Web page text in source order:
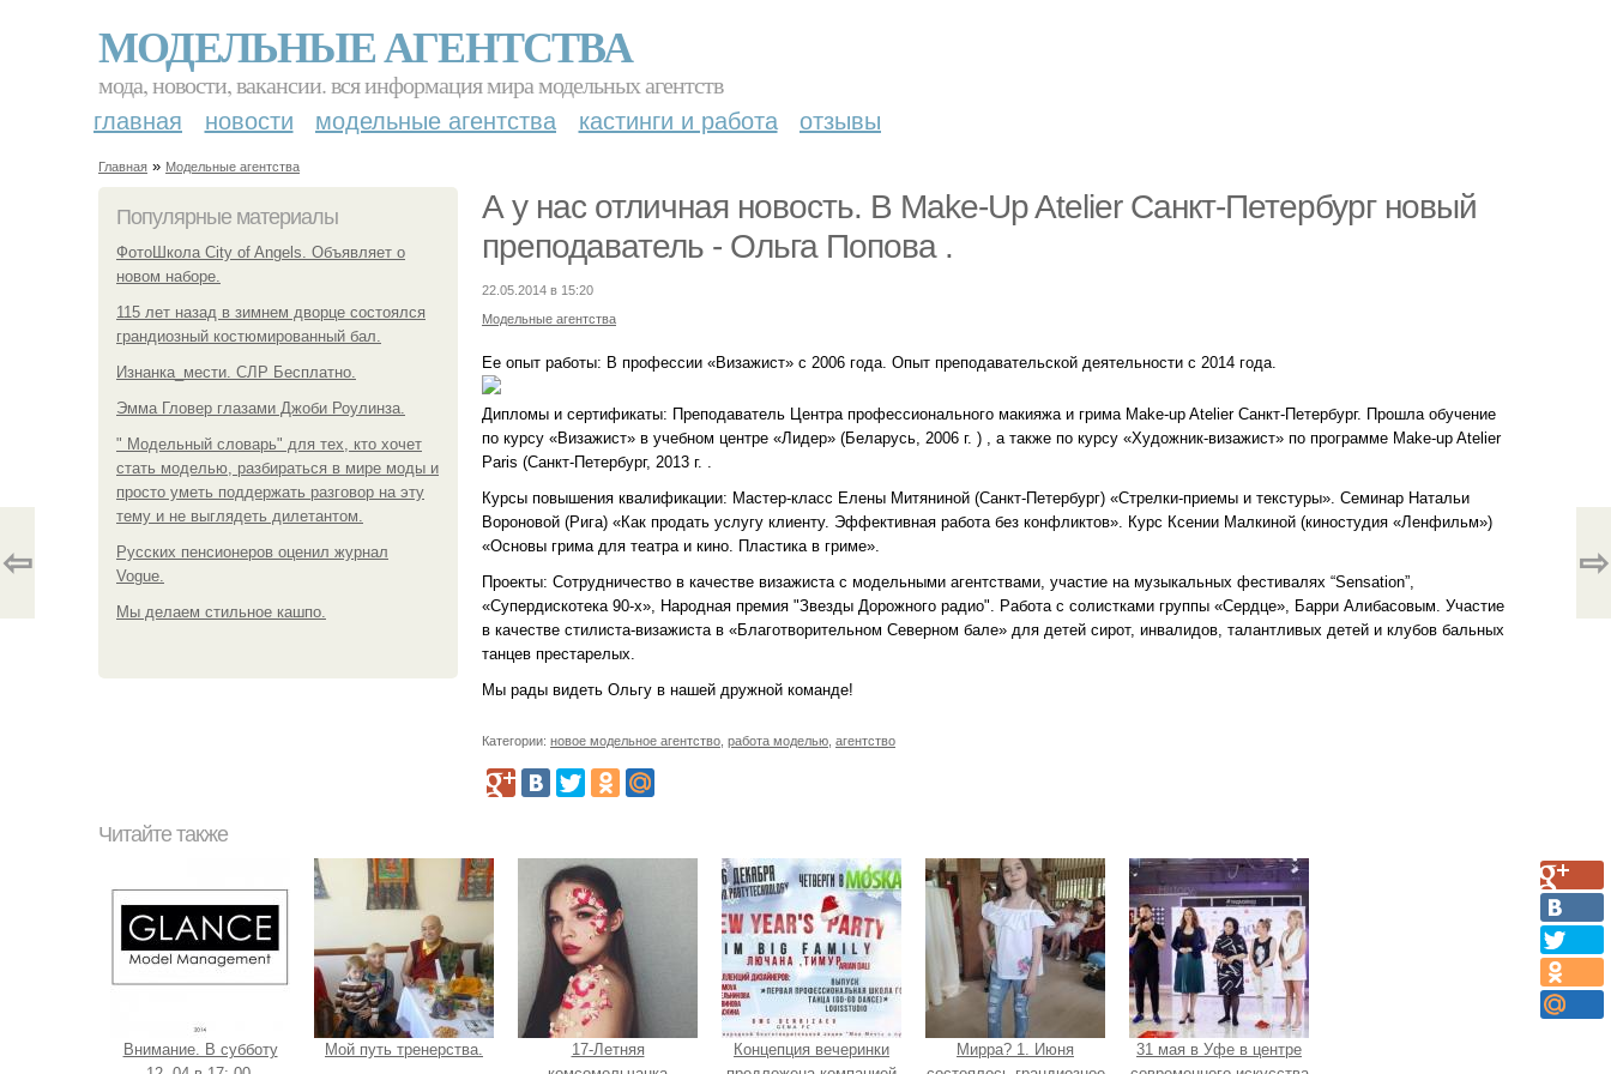
МОДЕЛЬНЫЕ АГЕНТСТВА
мода, новости, вакансии. вся информация мира модельных агентств
главная новости модельные агентства кастинги и работа отзывы
Главная » Модельные агентства
Популярные материалы
ФотоШкола City of Angels. Объявляет о
новом наборе.
115 лет назад в зимнем дворце состоялся
грандиозный костюмированный бал.
Изнанка_мести. СЛР Бесплатно.
Эмма Гловер глазами Джоби Роулинза.
" Модельный словарь" для тех, кто хочет
стать моделью, разбираться в мире моды и
просто уметь поддержать разговор на эту
тему и не выглядеть дилетантом.
Русских пенсионеров оценил журнал
Vogue.
Мы делаем стильное кашпо.
А у нас отличная новость. В Make-Up Atelier Санкт-Петербург новый
преподаватель - Ольга Попова .
22.05.2014 в 15:20
Модельные агентства
Ее опыт работы: В профессии «Визажист» с 2006 года. Опыт преподавательской деятельности с 2014 года.
Дипломы и сертификаты: Преподаватель Центра профессионального макияжа и грима Make-up Atelier Санкт-Петербург. Прошла обучение
по курсу «Визажист» в учебном центре «Лидер» (Беларусь, 2006 г. ) , а также по курсу «Художник-визажист» по программе Make-up Atelier
Paris (Санкт-Петербург, 2013 г. .
Курсы повышения квалификации: Мастер-класс Елены Митяниной (Санкт-Петербург) «Стрелки-приемы и текстуры». Семинар Натальи
Вороновой (Рига) «Как продать услугу клиенту. Эффективная работа без конфликтов». Курс Ксении Малкиной (киностудия «Ленфильм»)
«Основы грима для театра и кино. Пластика в гриме».
Проекты: Сотрудничество в качестве визажиста с модельными агентствами, участие на музыкальных фестивалях “Sensation”,
«Супердискотека 90-х», Народная премия "Звезды Дорожного радио". Работа с солистками группы «Сердце», Барри Алибасовым. Участие
в качестве стилиста-визажиста в «Благотворительном Северном бале» для детей сирот, инвалидов, талантливых детей и клубов бальных
танцев престарелых.
Мы рады видеть Ольгу в нашей дружной команде!
Категории: новое модельное агентство работа моделью агентство
⇦ ⇨
Читайте также
Внимание. В субботу
Мой путь тренерства.
17-Летняя
Концепция вечеринки
Мирра? 1. Июня
31 мая в Уфе в центре